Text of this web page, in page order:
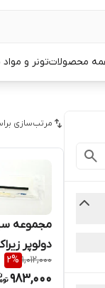
محصولاتتونر و
مرتب‌سازی
مجموعه
دولوپر
1,012,000
2%
983,000